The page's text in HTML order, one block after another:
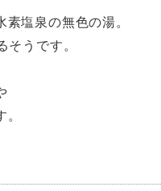
塩泉の無色の湯。
うです。